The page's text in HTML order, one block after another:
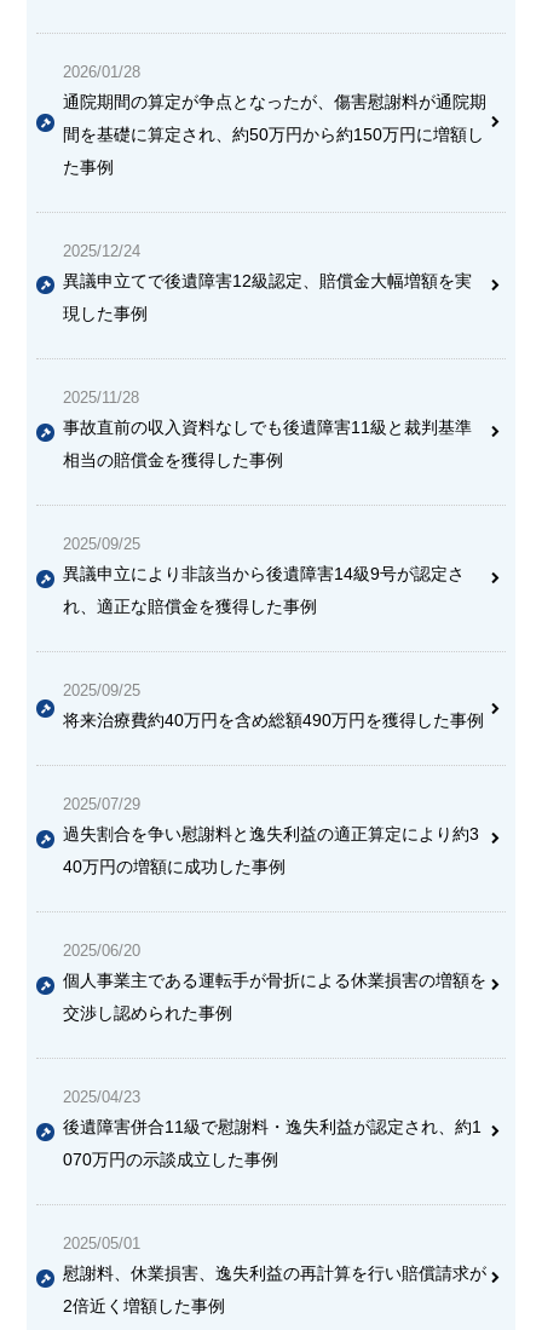
2026/01/28
通院期間の算定が争点となったが、傷害慰謝料が通院期
間を基礎に算定され、約50万円から約150万円に増額し
た事例
2025/12/24
異議申立てで後遺障害12級認定、賠償金大幅増額を実
現した事例
2025/11/28
事故直前の収入資料なしでも後遺障害11級と裁判基準
相当の賠償金を獲得した事例
2025/09/25
異議申立により非該当から後遺障害14級9号が認定さ
れ、適正な賠償金を獲得した事例
2025/09/25
将来治療費約40万円を含め総額490万円を獲得した事例
2025/07/29
過失割合を争い慰謝料と逸失利益の適正算定により約3
40万円の増額に成功した事例
2025/06/20
個人事業主である運転手が骨折による休業損害の増額を
交渉し認められた事例
2025/04/23
後遺障害併合11級で慰謝料・逸失利益が認定され、約1
070万円の示談成立した事例
2025/05/01
慰謝料、休業損害、逸失利益の再計算を行い賠償請求が
2倍近く増額した事例